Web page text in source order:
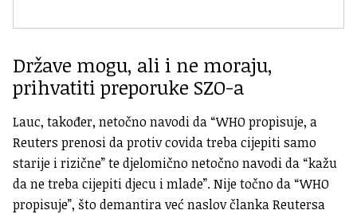
Države mogu, ali i ne moraju,
prihvatiti preporuke SZO-a
Lauc, također, netočno navodi da “WHO propisuje, a
Reuters prenosi da protiv covida treba cijepiti samo
starije i rizične” te djelomično netočno navodi da “kažu
da ne treba cijepiti djecu i mlade”. Nije točno da “WHO
propisuje”, što demantira već naslov članka Reutersa